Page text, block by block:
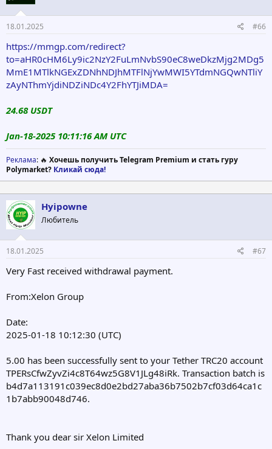
18.01.2025 #66
https://mmgp.com/redirect?
to=aHR0cHM6Ly9ic2NzY2FuLmNvbS90eC8weDkzMjg2MDg5
MmE1MTlkNGExZDNhNDJhMTFlNjYwMWI5YTdmNGQwNTliY
zAyNThmYjdiNDZiNDc4Y2FhYTJiMDA=
24.68 USDT
Jan-18-2025 10:11:16 AM UTC
Реклама: 🔥 Хочешь получить Telegram Premium и стать гуру
Polymarket? Кликай сюда!
Hyipowne
Любитель
18.01.2025 #67
Very Fast received withdrawal payment.
From:Xelon Group
Date:
2025-01-18 10:12:30 (UTC)
5.00 has been successfully sent to your Tether TRC20 account
TPERsCfwZyvZi4c8T64wz5G8V1JLg48iRk. Transaction batch is
b4d7a113191c039ec8d0e2bd27aba36b7502b7cf03d64ca1c
1b7abb90048d746.
Thank you dear sir Xelon Limited